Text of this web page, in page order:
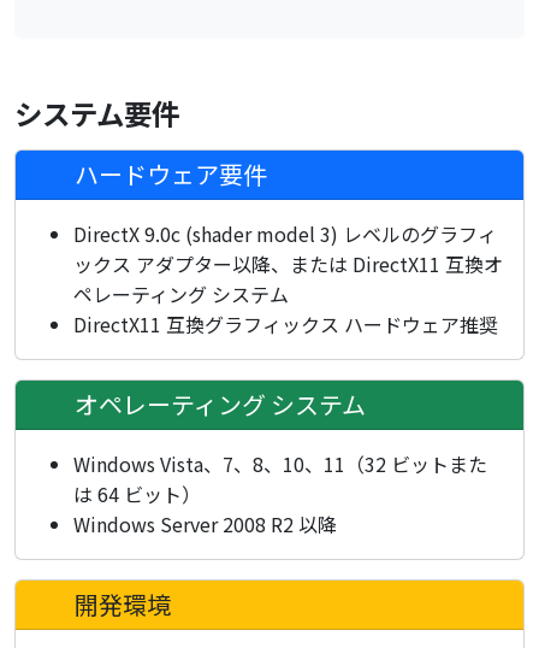
システム要件
ハードウェア要件
DirectX 9.0c (shader model 3) レベルのグラフィ
ックス アダプター以降、または DirectX11 互換オ
ペレーティング システム
DirectX11 互換グラフィックス ハードウェア推奨
オペレーティング システム
Windows Vista、7、8、10、11（32 ビットまた
は 64 ビット）
Windows Server 2008 R2 以降
開発環境